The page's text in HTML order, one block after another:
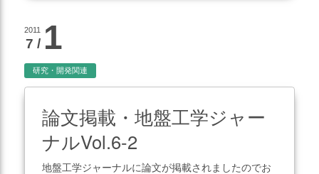
土砂災害防止法に基づく基
礎調査
総合解析
2011
7 / 1
研究・開発関連
論文掲載・地盤工学ジャー
ナルVol.6-2
地盤工学ジャーナルに論文が掲載されましたのでお